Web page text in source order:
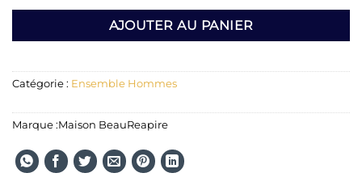
AJOUTER AU PANIER
Catégorie : Ensemble Hommes
Marque :Maison BeauReapire